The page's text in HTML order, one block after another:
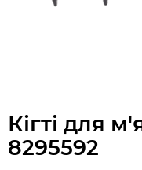
Кігті для
8295592